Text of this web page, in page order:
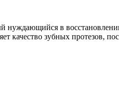
в
зубных протезов,